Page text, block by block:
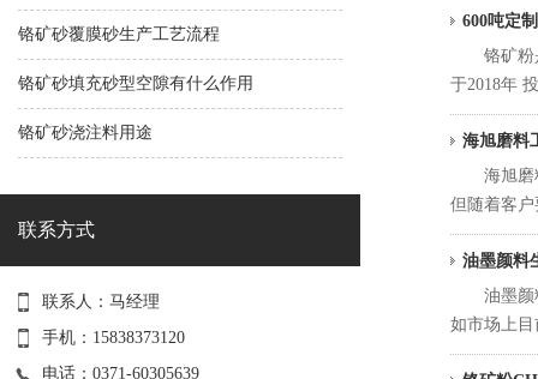
铬矿砂覆膜砂生产工艺流程
铬矿砂填充砂型空隙有什么作用
铬矿砂浇注料用途
联系方式
联系人：马经理
手机：15838373120
电话：0371-60305639
600吨定
铬矿粉是
于2018年
海旭磨料
海旭磨料
但随着客
油墨颜料
油墨颜料
如市场上